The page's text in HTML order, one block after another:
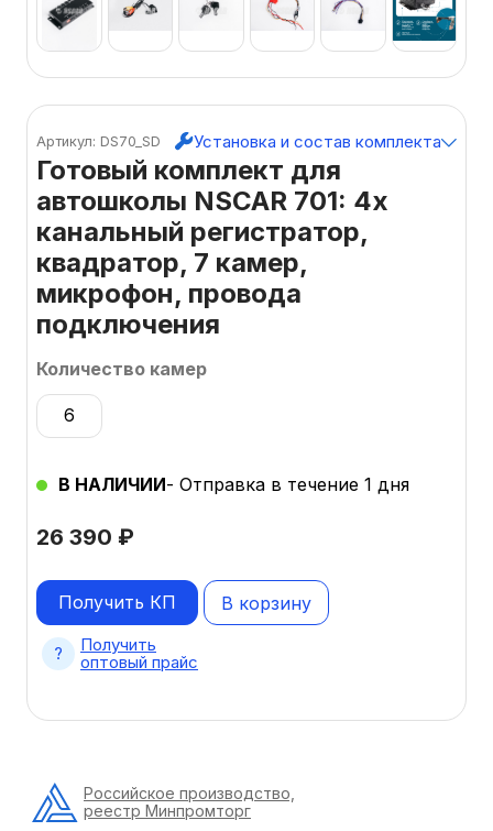
Готовый комплект для
автошколы NSCAR 701: 4х
канальный регистратор,
квадратор, 7 камер,
микрофон, провода
подключения
26 390 ₽
Количество камер
6
В НАЛИЧИИ- Отправка в течение 1 дня
Артикул: DS70_SD Установка и состав комплекта
В корзину
Получить КП
Получить
оптовый прайс
Российское производство,
реестр Минпромторг